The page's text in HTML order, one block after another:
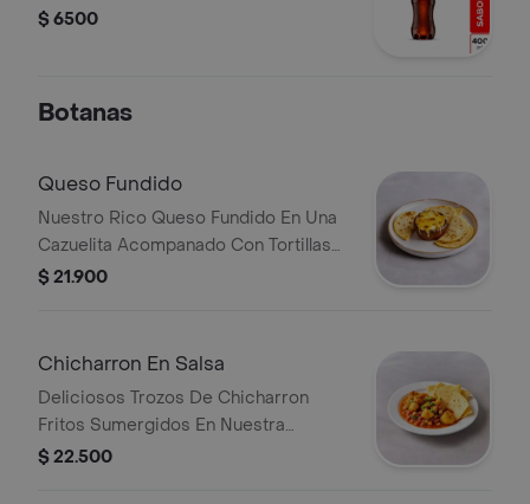
$ 6500
Botanas
Queso Fundido
Nuestro Rico Queso Fundido En Una
Cazuelita Acompanado Con Tortillas
De Su Eleccion. Pidelo Con Chorizo O
$ 21.900
Chicharron En Salsa
Deliciosos Trozos De Chicharron
Fritos Sumergidos En Nuestra
Deliciosa Salsa Roja O Verde
$ 22.500